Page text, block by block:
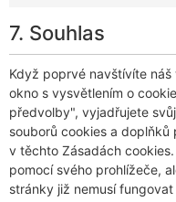
7. Souhlas
Když poprvé navštívíte
okno s vysvětlením o
předvolby", vyjadřujete
souborů cookies a
v těchto Zásadách
pomocí svého prohlížeče,
stránky již nemusí